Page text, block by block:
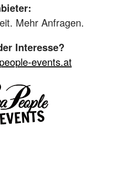
Mehr Anfragen.
Interesse?
events.at